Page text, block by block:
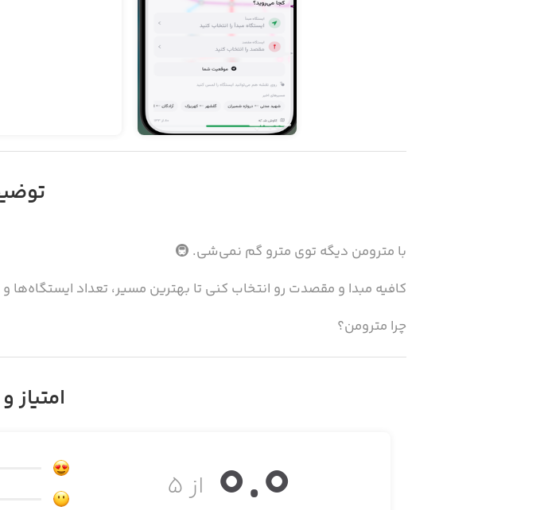
با مترومن دیگه توی مترو گم نمی‌شی. 🚇
کافیه مبدا و مقصدت رو انتخاب کنی تا بهترین مسیر، تعداد
چرا مترومن؟
• نقشه‌ی کامل و خوانای خطوط مترو تهران، دقیقاً مثل نقشه‌ی رسمی.
امتیاز
از ۵ 0.0